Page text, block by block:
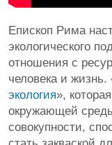
Епископ Рима
экологического
отношения с
человека и жизнь.
экология»,
окружающей
совокупности,